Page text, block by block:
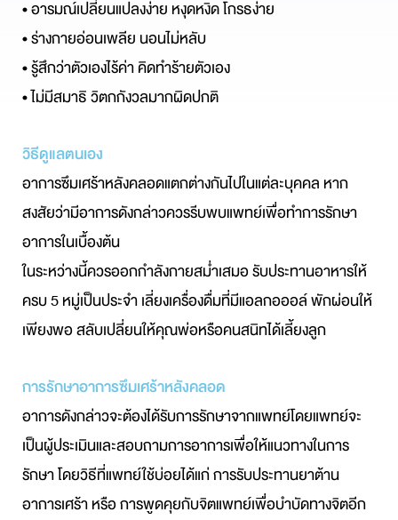
• อารมณ์เปลี่ยนแปลงง่าย หงุดหงิด โกรธง่าย
• ร่างกายอ่อนเพลีย นอนไม่หลับ
• รู้สึกว่าตัวเองไร้ค่า คิดทำร้ายตัวเอง
• ไม่มีสมาธิ วิตกกังวลมากผิดปกติ
วิธีดูแลตนเอง
อาการซึมเศร้าหลังคลอดแตกต่างกันไปในแต่ละบุคคล หาก
สงสัยว่ามีอาการดังกล่าวควรรีบพบแพทย์เพื่อทำการรักษา
อาการในเบื้องต้น
ในระหว่างนี้ควรออกกำลังกายสม่ำเสมอ รับประทานอาหารให้
ครบ 5 หมู่เป็นประจำ เลี่ยงเครื่องดื่มที่มีแอลกอออล์ พักผ่อนให้
เพียงพอ สลับเปลี่ยนให้คุณพ่อหรือคนสนิทได้เลี้ยงลูก
การรักษาอาการซึมเศร้าหลังคลอด
อาการดังกล่าวจะต้องได้รับการรักษาจากแพทย์โดยแพทย์จะ
เป็นผู้ประเมินและสอบถามการอาการเพื่อให้แนวทางในการ
รักษา โดยวิธีที่แพทย์ใช้บ่อยได้แก่ การรับประทานยาต้าน
อาการเศร้า หรือ การพูดคุยกับจิตแพทย์เพื่อบำบัดทางจิตอีก